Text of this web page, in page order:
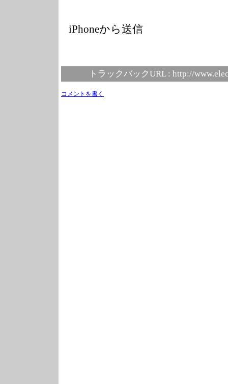
iPhoneから送信
トラックバックURL : http://
コメントを書く